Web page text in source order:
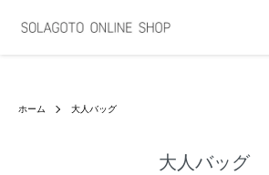
ホーム 大人バッグ
大人バッグ